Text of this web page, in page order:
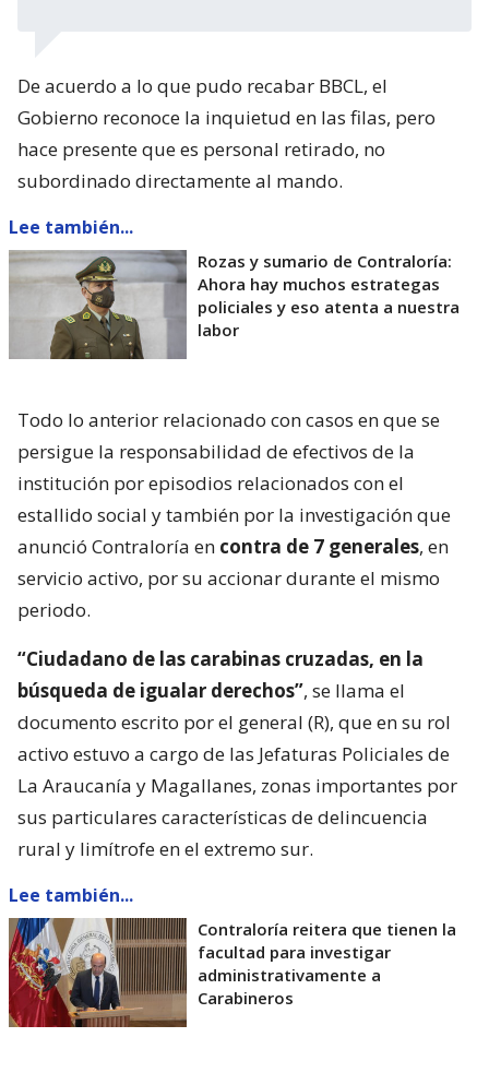
De acuerdo a lo que pudo recabar BBCL, el
Gobierno reconoce la inquietud en las filas, pero
hace presente que es personal retirado, no
subordinado directamente al mando.
Lee también...
Rozas y sumario de Contraloría:
Ahora hay muchos estrategas
policiales y eso atenta a nuestra
labor
Todo lo anterior relacionado con casos en que se
persigue la responsabilidad de efectivos de la
institución por episodios relacionados con el
estallido social y también por la investigación que
anunció Contraloría en contra de 7 generales, en
servicio activo, por su accionar durante el mismo
periodo.
“Ciudadano de las carabinas cruzadas, en la
búsqueda de igualar derechos”, se llama el
documento escrito por el general (R), que en su rol
activo estuvo a cargo de las Jefaturas Policiales de
La Araucanía y Magallanes, zonas importantes por
sus particulares características de delincuencia
rural y limítrofe en el extremo sur.
Lee también...
Contraloría reitera que tienen la
facultad para investigar
administrativamente a
Carabineros